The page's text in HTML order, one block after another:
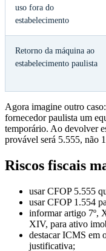
uso fora do
estabelecimento
Retorno da máquina ao
estabelecimento paulista
Agora imagine outro
fornecedor paulista um
temporário. Ao devolver
provável será 5.555, não
Riscos fiscais
usar CFOP 5.555
usar CFOP 1.554
informar artigo 7º,
XIV, para ativo
destacar ICMS em
justificativa;